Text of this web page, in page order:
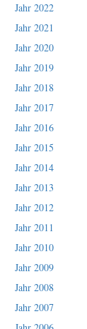
Jahr 2022
Jahr 2021
Jahr 2020
Jahr 2019
Jahr 2018
Jahr 2017
Jahr 2016
Jahr 2015
Jahr 2014
Jahr 2013
Jahr 2012
Jahr 2011
Jahr 2010
Jahr 2009
Jahr 2008
Jahr 2007